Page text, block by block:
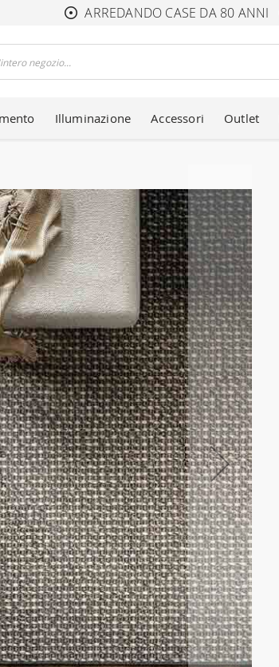
ARREDANDO CASE DA 80 ANNI
Illuminazione Accessori Outlet